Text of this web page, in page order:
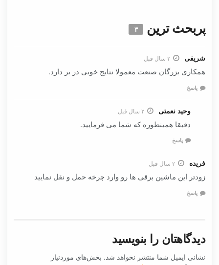
پربحث ترین ۳
شریفی ۲ سال قبل
همکاری بزرگان صنعت معمولا نتایج خوبی در بر دارد.
پاسخ
وحید نعمتی ۲ سال قبل
دقیقا همینطوره که شما می فرمایید.
پاسخ
فریده ۲ سال قبل
زودتر این ماشین برقی ها رو وارد چرخه حمل و نقل نمایید
پاسخ
دیدگاهتان را بنویسید
نشانی ایمیل شما منتشر نخواهد شد. بخش‌های موردنیاز